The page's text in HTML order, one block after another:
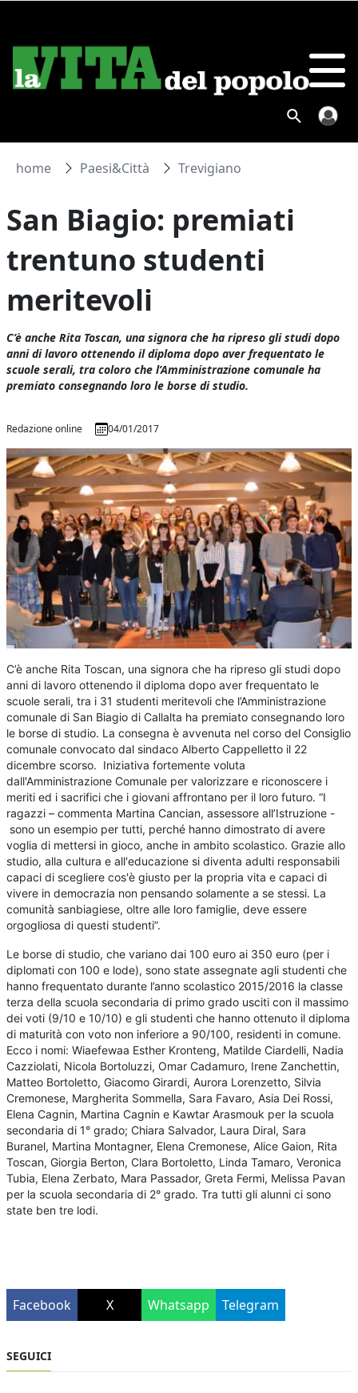
home Paesi&Città Trevigiano
San Biagio: premiati
trentuno studenti
meritevoli
C’è anche Rita Toscan, una signora che ha ripreso gli studi dopo
anni di lavoro ottenendo il diploma dopo aver frequentato le
scuole serali, tra coloro che l’Amministrazione comunale ha
premiato consegnando loro le borse di studio.
Redazione online 04/01/2017
C’è anche Rita Toscan, una signora che ha ripreso gli studi dopo
anni di lavoro ottenendo il diploma dopo aver frequentato le
scuole serali, tra i 31 studenti meritevoli che l’Amministrazione
comunale di San Biagio di Callalta ha premiato consegnando loro
le borse di studio. La consegna è avvenuta nel corso del Consiglio
comunale convocato dal sindaco Alberto Cappelletto il 22
dicembre scorso. Iniziativa fortemente voluta
dall'Amministrazione Comunale per valorizzare e riconoscere i
meriti ed i sacrifici che i giovani affrontano per il loro futuro. “I
ragazzi – commenta Martina Cancian, assessore all’Istruzione -
sono un esempio per tutti, perché hanno dimostrato di avere
voglia di mettersi in gioco, anche in ambito scolastico. Grazie allo
studio, alla cultura e all'educazione si diventa adulti responsabili
capaci di scegliere cos'è giusto per la propria vita e capaci di
vivere in democrazia non pensando solamente a se stessi. La
comunità sanbiagiese, oltre alle loro famiglie, deve essere
orgogliosa di questi studenti”.
Le borse di studio, che variano dai 100 euro ai 350 euro (per i
diplomati con 100 e lode), sono state assegnate agli studenti che
hanno frequentato durante l’anno scolastico 2015/2016 la classe
terza della scuola secondaria di primo grado usciti con il massimo
dei voti (9/10 e 10/10) e gli studenti che hanno ottenuto il diploma
di maturità con voto non inferiore a 90/100, residenti in comune.
Ecco i nomi: Wiaefewaa Esther Kronteng, Matilde Ciardelli, Nadia
Cazziolati, Nicola Bortoluzzi, Omar Cadamuro, Irene Zanchettin,
Matteo Bortoletto, Giacomo Girardi, Aurora Lorenzetto, Silvia
Cremonese, Margherita Sommella, Sara Favaro, Asia Dei Rossi,
Elena Cagnin, Martina Cagnin e Kawtar Arasmouk per la scuola
secondaria di 1° grado; Chiara Salvador, Laura Diral, Sara
Buranel, Martina Montagner, Elena Cremonese, Alice Gaion, Rita
Toscan, Giorgia Berton, Clara Bortoletto, Linda Tamaro, Veronica
Tubia, Elena Zerbato, Mara Passador, Greta Fermi, Melissa Pavan
per la scuola secondaria di 2° grado. Tra tutti gli alunni ci sono
state ben tre lodi.
Facebook X Whatsapp Telegram
SEGUICI